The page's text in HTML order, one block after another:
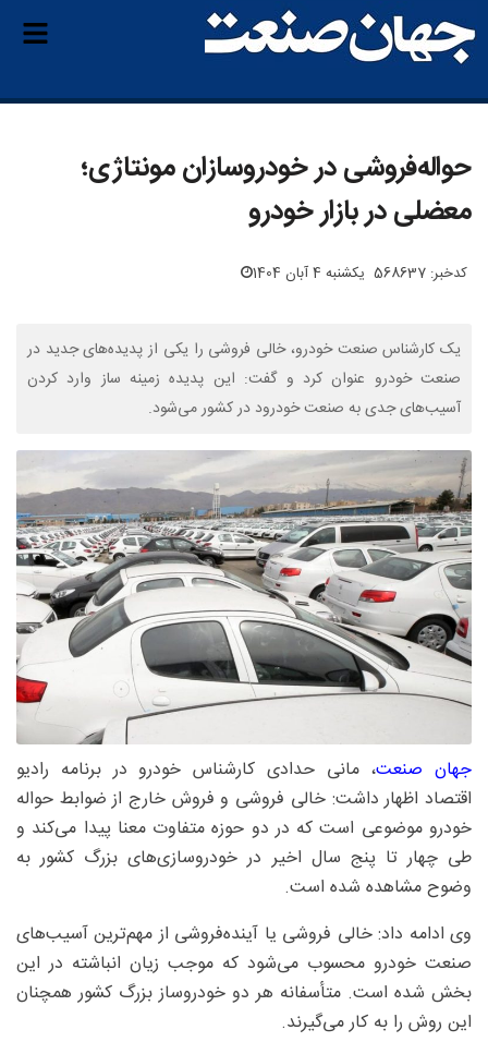
حواله‌فروشی در خودروسازان مونتاژی؛
معضلی در بازار خودرو
کدخبر: 568637 یکشنبه 4 آبان 1404
یک کارشناس صنعت خودرو، خالی فروشی را یکی از پدیده‌های جدید در
صنعت خودرو عنوان کرد و گفت: این پدیده زمینه ساز وارد کردن
آسیب‌های جدی به صنعت خودرود در کشور می‌شود.
جهان صنعت، مانی حدادی کارشناس خودرو در برنامه رادیو
اقتصاد اظهار داشت: خالی فروشی و فروش خارج از ضوابط حواله
خودرو موضوعی است که در دو حوزه متفاوت معنا پیدا می‌کند و
طی چهار تا پنج سال اخیر در خودروسازی‌های بزرگ کشور به
وضوح مشاهده شده است.
وی ادامه داد: خالی فروشی یا آینده‌فروشی از مهم‌ترین آسیب‌های
صنعت خودرو محسوب می‌شود که موجب زیان انباشته در این
بخش شده است. متأسفانه هر دو خودروساز بزرگ کشور همچنان
این روش را به کار می‌گیرند.